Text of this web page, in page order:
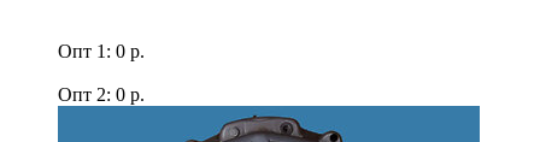
Опт 1: 0 р.
Опт 2: 0 р.